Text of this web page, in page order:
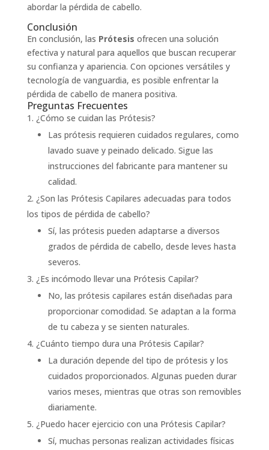
abordar la pérdida de cabello.
Conclusión
En conclusión, las Prótesis ofrecen una solución
efectiva y natural para aquellos que buscan recuperar
su confianza y apariencia. Con opciones versátiles y
tecnología de vanguardia, es posible enfrentar la
pérdida de cabello de manera positiva.
Preguntas Frecuentes
¿Cómo se cuidan las Prótesis?
Las prótesis requieren cuidados regulares, como
lavado suave y peinado delicado. Sigue las
instrucciones del fabricante para mantener su
calidad.
¿Son las Prótesis Capilares adecuadas para todos
los tipos de pérdida de cabello?
Sí, las prótesis pueden adaptarse a diversos
grados de pérdida de cabello, desde leves hasta
severos.
¿Es incómodo llevar una Prótesis Capilar?
No, las prótesis capilares están diseñadas para
proporcionar comodidad. Se adaptan a la forma
de tu cabeza y se sienten naturales.
¿Cuánto tiempo dura una Prótesis Capilar?
La duración depende del tipo de prótesis y los
cuidados proporcionados. Algunas pueden durar
varios meses, mientras que otras son removibles
diariamente.
¿Puedo hacer ejercicio con una Prótesis Capilar?
Sí, muchas personas realizan actividades físicas